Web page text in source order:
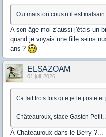
Oui mais ton cousin il est malsain
A son âge moi z'aussi j'étais un
quand je voyais une fille seins
ans ?
ELSAZOAM
01 juil. 2026
Ca fait trois fois que je le poste
Châteauroux, stade Gaston
À Chateauroux dans le Berry ?...